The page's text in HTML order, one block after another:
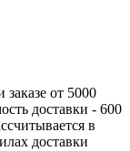
от 5000
доставки - 600
в
доставки